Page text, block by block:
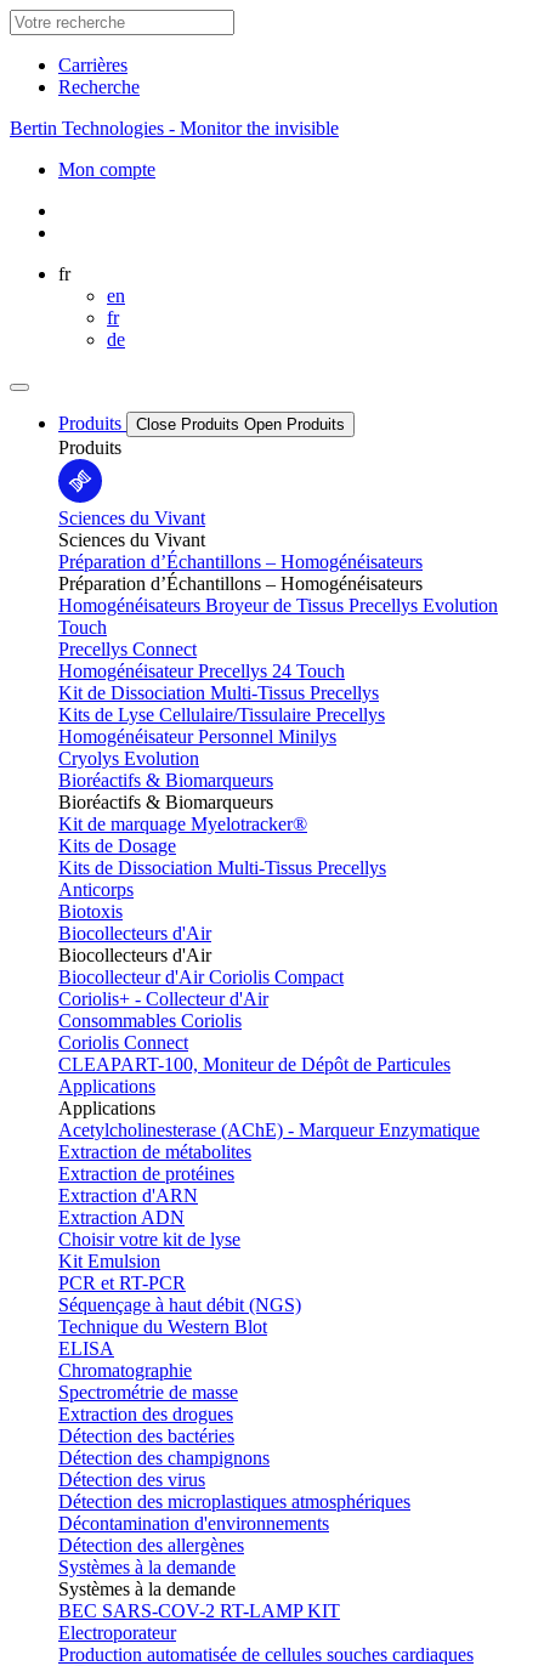
Carrières
Recherche
Bertin Technologies - Monitor the invisible
Mon compte
fr
en
fr
de
Produits Close Produits Open Produits
Produits
Sciences du Vivant
Sciences du Vivant
Préparation d’Échantillons – Homogénéisateurs
Préparation d’Échantillons – Homogénéisateurs
Homogénéisateurs Broyeur de Tissus Precellys Evolution
Touch
Precellys Connect
Homogénéisateur Precellys 24 Touch
Kit de Dissociation Multi-Tissus Precellys
Kits de Lyse Cellulaire/Tissulaire Precellys
Homogénéisateur Personnel Minilys
Cryolys Evolution
Bioréactifs & Biomarqueurs
Bioréactifs & Biomarqueurs
Kit de marquage Myelotracker®
Kits de Dosage
Kits de Dissociation Multi-Tissus Precellys
Anticorps
Biotoxis
Biocollecteurs d'Air
Biocollecteurs d'Air
Biocollecteur d'Air Coriolis Compact
Coriolis+ - Collecteur d'Air
Consommables Coriolis
Coriolis Connect
CLEAPART-100, Moniteur de Dépôt de Particules
Applications
Applications
Acetylcholinesterase (AChE) - Marqueur Enzymatique
Extraction de métabolites
Extraction de protéines
Extraction d'ARN
Extraction ADN
Choisir votre kit de lyse
Kit Emulsion
PCR et RT-PCR
Séquençage à haut débit (NGS)
Technique du Western Blot
ELISA
Chromatographie
Spectrométrie de masse
Extraction des drogues
Détection des bactéries
Détection des champignons
Détection des virus
Détection des microplastiques atmosphériques
Décontamination d'environnements
Détection des allergènes
Systèmes à la demande
Systèmes à la demande
BEC SARS-COV-2 RT-LAMP KIT
Electroporateur
Production automatisée de cellules souches cardiaques